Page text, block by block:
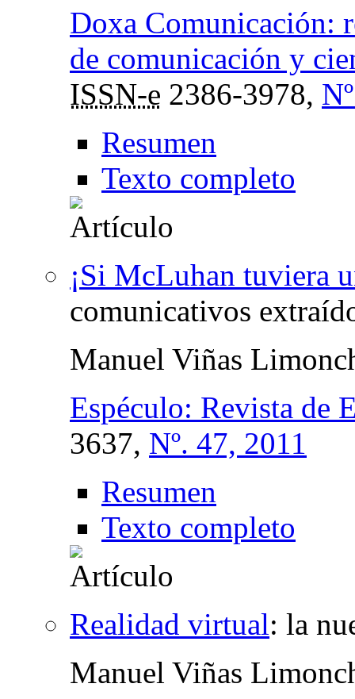
Doxa Comunicación:
de comunicación y
ISSN-e 2386-3978,
Resumen
Texto completo
¡Si McLuhan tuviera
comunicativos
Manuel Viñas
Espéculo: Revista de
3637, Nº. 47, 2011
Resumen
Texto completo
Realidad virtual: la
Manuel Viñas